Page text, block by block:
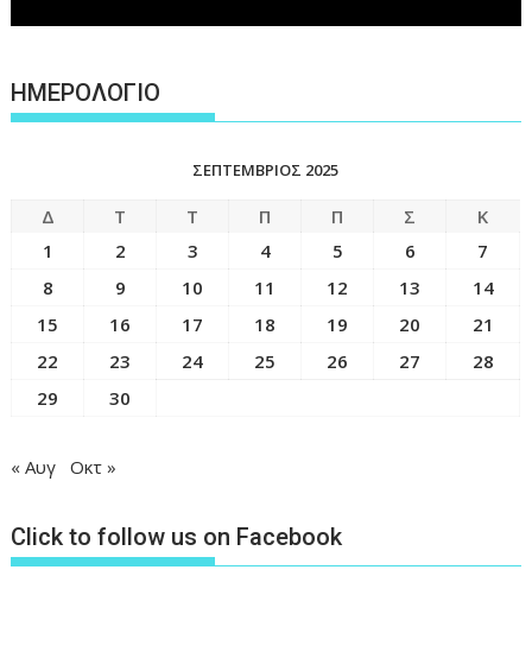
ΗΜΕΡΟΛΟΓΙΟ
ΣΕΠΤΈΜΒΡΙΟΣ 2025
Δ Τ Τ Π Π Σ
Κ
1
2 3 4 5 6
7
8
9 10 11 12 13
14
15
16 17 18 19 20
21
22
23 24 25 26 27
28
29
30
« Αυγ Οκτ »
Click to follow us on Facebook